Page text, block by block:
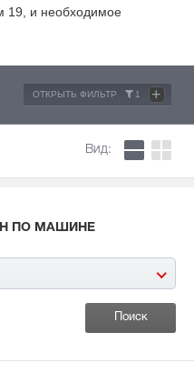
19, и необходимое
ОТКРЫТЬ ФИЛЬТР 1 +
Вид:
ПО МАШИНЕ